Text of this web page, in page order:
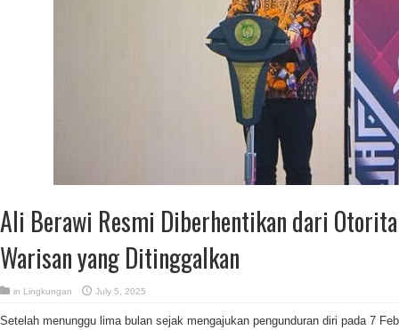
Ali Berawi Resmi Diberhentikan dari
Warisan yang Ditinggalkan
in Lingkungan July 5, 2025
Setelah menunggu lima bulan sejak mengajukan pengunduran diri pada 7